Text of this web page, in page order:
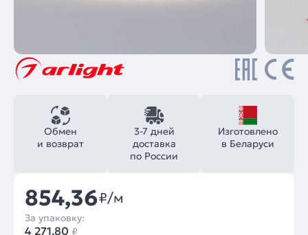
3-7 дней
доставка
по России
Обмен
и возврат
Изготовлено
в Беларуси
854,36₽/м
За упаковку:
4 271,80 ₽